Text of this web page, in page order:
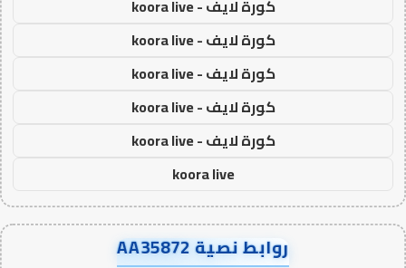
كورة لايف - koora live
كورة لايف - koora live
كورة لايف - koora live
كورة لايف - koora live
كورة لايف - koora live
koora live
روابط نصية AA35872